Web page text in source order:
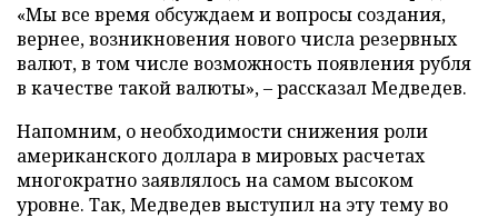
«Мы все время обсуждаем и вопросы создания,
вернее, возникновения нового числа резервных
валют, в том числе возможность появления рубля
в качестве такой валюты», – рассказал Медведев.
Напомним, о необходимости снижения роли
американского доллара в мировых расчетах
многократно заявлялось на самом высоком
уровне. Так, Медведев выступил на эту тему во